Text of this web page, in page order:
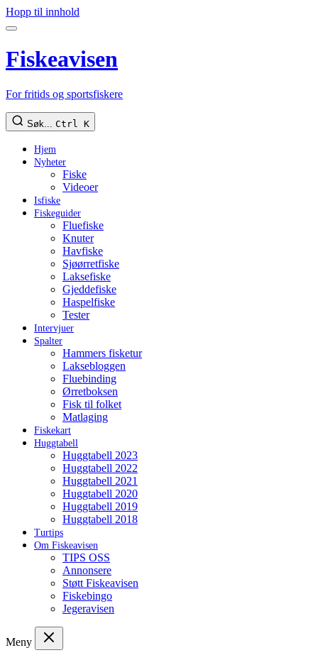
Hopp til innhold
Fiskeavisen
For fritids og sportsfiskere
Søk... Ctrl K
Hjem
Nyheter
Fiske
Videoer
Isfiske
Fiskeguider
Fluefiske
Knuter
Havfiske
Sjøørretfiske
Laksefiske
Gjeddefiske
Haspelfiske
Tester
Intervjuer
Spalter
Hammers fisketur
Laksebloggen
Fluebinding
Ørretboksen
Fisk til folket
Matlaging
Fiskekart
Huggtabell
Huggtabell 2023
Huggtabell 2022
Huggtabell 2021
Huggtabell 2020
Huggtabell 2019
Huggtabell 2018
Turtips
Om Fiskeavisen
TIPS OSS
Annonsere
Støtt Fiskeavisen
Fiskebingo
Jegeravisen
Meny